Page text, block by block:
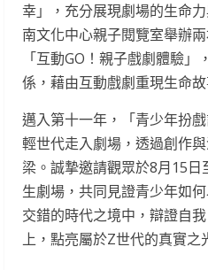
幸」，充分展現劇場的生命
南文化中心親子閱覽室舉辦
「互動GO！親子戲劇體驗
係，藉由互動戲劇重現生命
邁入第十一年，「青少年扮
輕世代走入劇場，透過創作
梁。誠摯邀請觀眾於8月15
生劇場，共同見證青少年如
交錯的時代之境中，辯證自
上，點亮屬於Z世代的真實之